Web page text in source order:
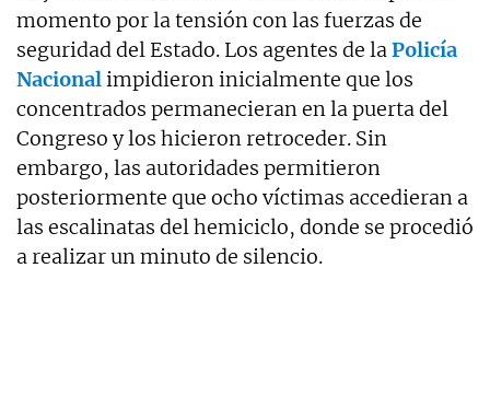
momento por la tensión con las fuerzas de
seguridad del Estado. Los agentes de laPolicía
Nacionalimpidieron inicialmente que los
concentrados permanecieran en la puerta del
Congreso y los hicieron retroceder. Sin
embargo, las autoridades permitieron
posteriormente que ocho víctimas accedieran a
las escalinatas del hemiciclo, donde se procedió
a realizar un minuto de silencio.